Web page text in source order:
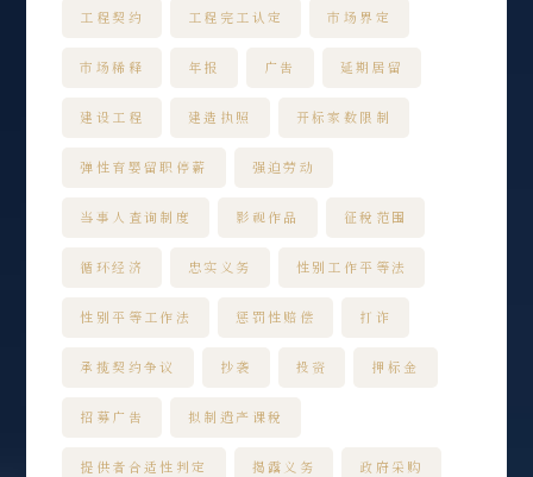
工程契约 工程完工认定 市场界定
市场稀释 年报 广告 延期居留
建设工程 建造执照 开标家数限制
弹性育婴留职停薪 强迫劳动
当事人查询制度 影视作品 征税范围
循环经济 忠实义务 性别工作平等法
性别平等工作法 惩罚性赔偿 打诈
承揽契约争议 抄袭 投资 押标金
招募广告 拟制遗产课税
提供者合适性判定 揭露义务 政府采购